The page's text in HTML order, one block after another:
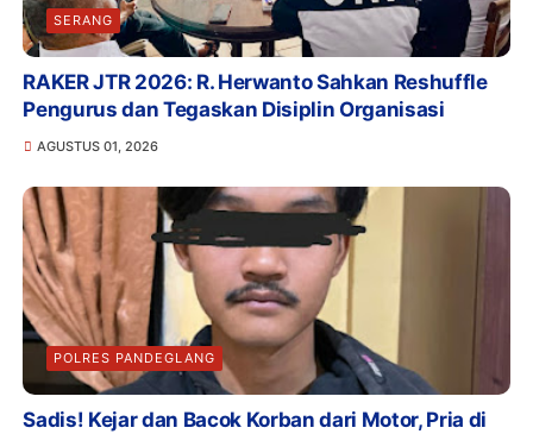
SERANG
RAKER JTR 2026: R. Herwanto Sahkan Reshuffle
Pengurus dan Tegaskan Disiplin Organisasi
AGUSTUS 01, 2026
POLRES PANDEGLANG
Sadis! Kejar dan Bacok Korban dari Motor, Pria di